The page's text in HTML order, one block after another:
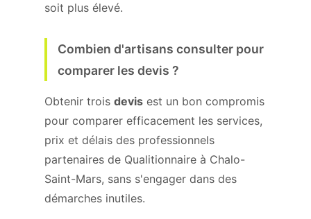
soit plus élevé.
Combien d'artisans consulter pour
comparer les devis ?
Obtenir trois devis est un bon compromis
pour comparer efficacement les services,
prix et délais des professionnels
partenaires de Qualitionnaire à Chalo-
Saint-Mars, sans s'engager dans des
démarches inutiles.